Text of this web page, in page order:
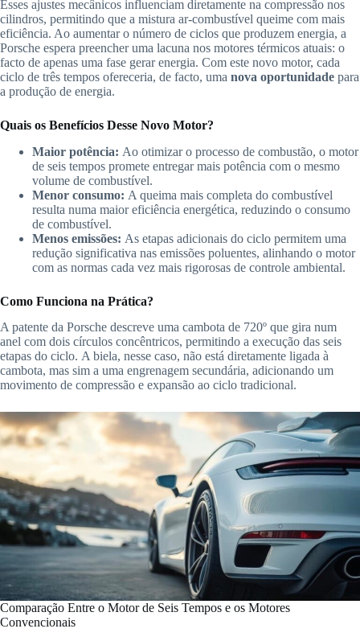
Esses ajustes mecânicos influenciam diretamente na compressão nos
cilindros, permitindo que a mistura ar-combustível queime com mais
eficiência. Ao aumentar o número de ciclos que produzem energia, a
Porsche espera preencher uma lacuna nos motores térmicos atuais: o
facto de apenas uma fase gerar energia. Com este novo motor, cada
ciclo de três tempos ofereceria, de facto, uma nova oportunidade para
a produção de energia.
Quais os Benefícios Desse Novo Motor?
Maior potência: Ao otimizar o processo de combustão, o motor
de seis tempos promete entregar mais potência com o mesmo
volume de combustível.
Menor consumo: A queima mais completa do combustível
resulta numa maior eficiência energética, reduzindo o consumo
de combustível.
Menos emissões: As etapas adicionais do ciclo permitem uma
redução significativa nas emissões poluentes, alinhando o motor
com as normas cada vez mais rigorosas de controle ambiental.
Como Funciona na Prática?
A patente da Porsche descreve uma cambota de 720º que gira num
anel com dois círculos concêntricos, permitindo a execução das seis
etapas do ciclo. A biela, nesse caso, não está diretamente ligada à
cambota, mas sim a uma engrenagem secundária, adicionando um
movimento de compressão e expansão ao ciclo tradicional.
Comparação Entre o Motor de Seis Tempos e os Motores
Convencionais